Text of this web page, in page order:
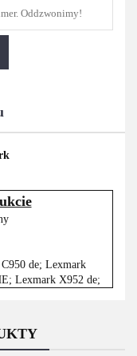
de; Lexmark
Lexmark X952 de;